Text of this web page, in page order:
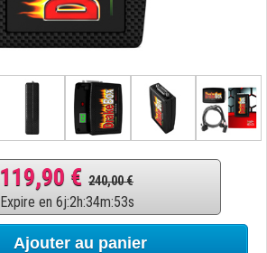
119,90 € 240,00 €
Expire en 6j:2h:34m:52s
Ajouter au panier